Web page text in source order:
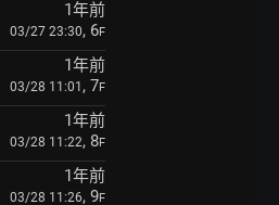
1年前
03/27 23:30, 6F
1年前
03/28 11:01 , 7F
1年前
03/28 11:22, 8F
1年前
03/28 11:26, 9F